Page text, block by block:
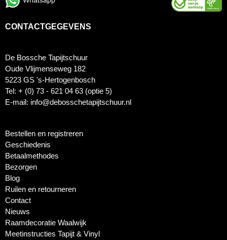
CONTACTGEGEVENS
De Bossche Tapijtschuur
Oude Vlijmenseweg 182
5223 GS 's-Hertogenbosch
Tel: + (0) 73 - 621 04 63 (optie 5)
E-mail: info@debosschetapijtschuur.nl
Bestellen en registreren
Geschiedenis
Betaalmethodes
Bezorgen
Blog
Ruilen en retourneren
Contact
Nieuws
Raamdecoratie Waalwijk
Meetinstructies Tapijt & Vinyl